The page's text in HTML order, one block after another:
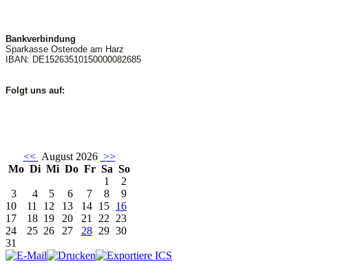
Bankverbindung
Sparkasse Osterode am Harz
IBAN: DE15263510150000082685
Folgt uns auf:
<< August 2026 >>
Mo Di Mi Do Fr Sa So
1
2
3
4 5 6 7 8
9
10
11 12 13 14 15 16
17
18 19 20 21 22 23
24
25 26 27 28 29 30
31